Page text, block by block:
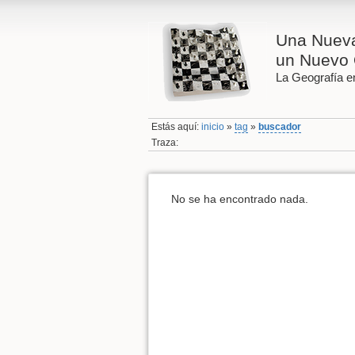
Una
un Nuevo
La Geografía
Estás aquí:inicio »tag » buscador
Traza:
No se ha encontrado nada.